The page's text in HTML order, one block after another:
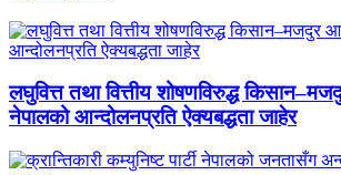
लघुवित्त तथा वित्तीय शोषणविरुद्ध
नेपालको आन्दोलनप्रति ऐक्यबद्धता जाहेर